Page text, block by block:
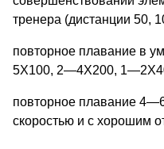
тренера (дистанции 50,
повторное плавание в
5X100, 2—4X200,
повторное плавание
скоростью и с хорошим